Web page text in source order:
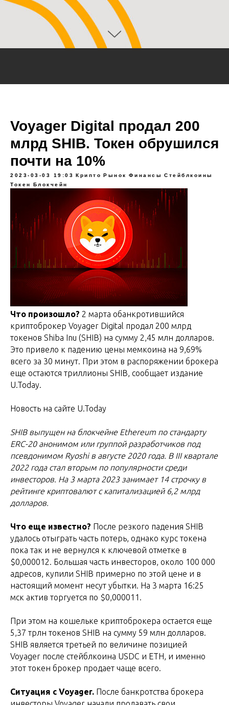
​Voyager Digital продал 200
млрд SHIB. Токен обрушился
почти на 10%
2023-03-03 19:03 Крипто Рынок Финансы
Стейблкоины
Токен
Блокчейн
Что произошло? 2 марта обанкротившийся
криптоброкер Voyager Digital продал 200 млрд
токенов Shiba Inu (SHIB) на сумму 2,45 млн долларов.
Это привело к падению цены мемкоина на 9,69%
всего за 30 минут. При этом в распоряжении брокера
еще остаются триллионы SHIB, сообщает издание
U.Today.
Новость на сайте U.Today
SHIB выпущен на блокчейне Ethereum по стандарту
ERC-20 анонимом или группой разработчиков под
псевдонимом Ryoshi в августе 2020 года. В III квартале
2022 года стал вторым по популярности среди
инвесторов. На 3 марта 2023 занимает 14 строчку в
рейтинге криптовалют с капитализацией 6,2 млрд
долларов.
Что еще известно? После резкого падения SHIB
удалось отыграть часть потерь, однако курс токена
пока так и не вернулся к ключевой отметке в
$0,000012. Большая часть инвесторов, около 100 000
адресов, купили SHIB примерно по этой цене и в
настоящий момент несут убытки. На 3 марта 16:25
мск актив торгуется по $0,000011.
При этом на кошельке криптоброкера остается еще
5,37 трлн токенов SHIB на сумму 59 млн долларов.
SHIB является третьей по величине позицией
Voyager после стейблкоина USDC и ETH, и именно
этот токен брокер продает чаще всего.
Ситуация с Voyager. После банкротства брокера